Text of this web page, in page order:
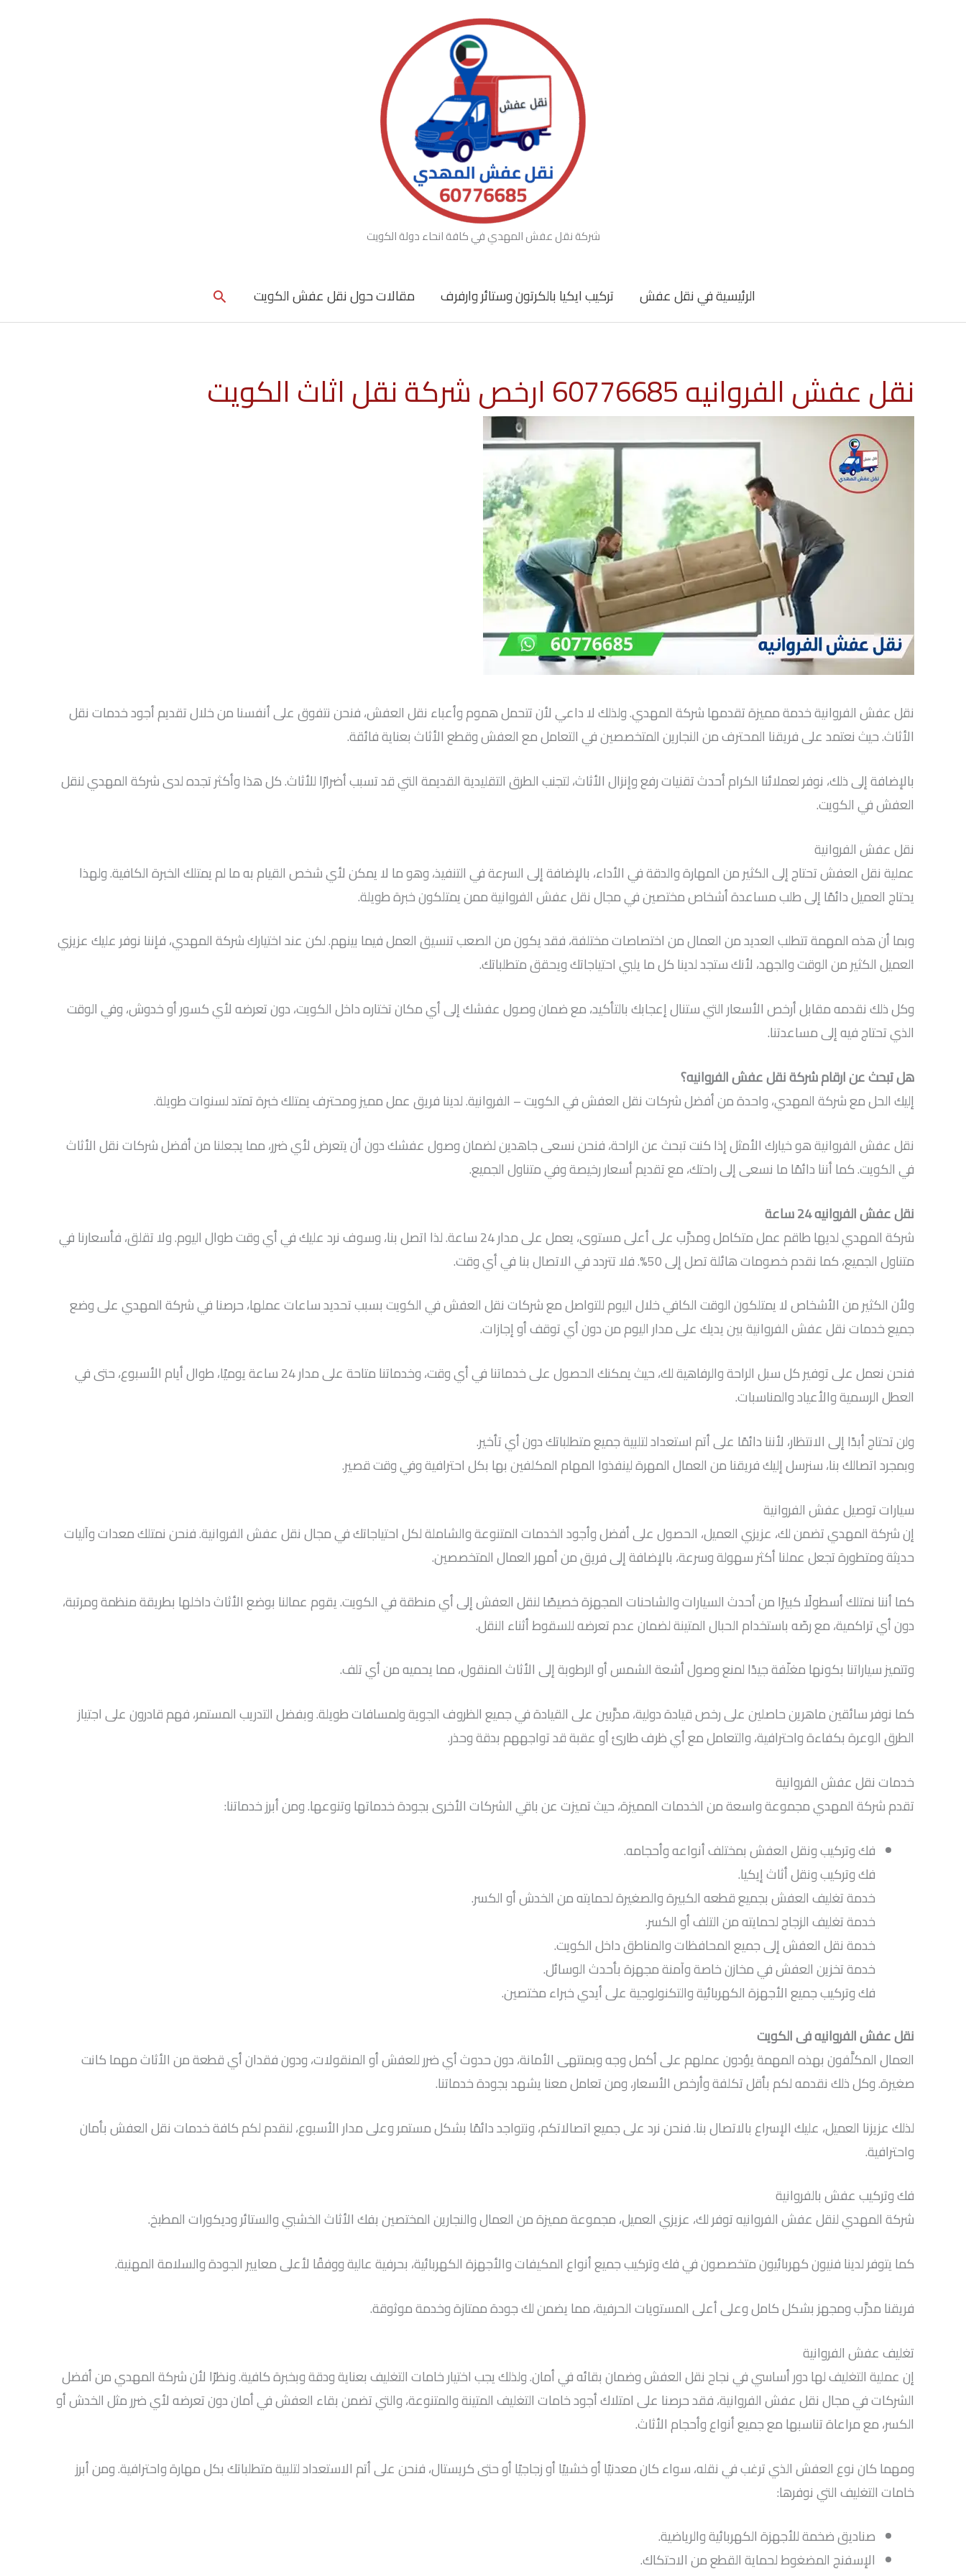
شركة نقل عفش المهدي في كافة انحاء دولة الكويت
الرئيسية في نقل عفش تركيب ايكيا بالكرتون وستائر وارفرف مقالات حول نقل عفش الكويت البحث
نقل عفش الفروانيه 60776685 ارخص شركة نقل اثاث الكويت
نقل عفش الفروانية خدمة مميزة تقدمها شركة المهدي. ولذلك لا داعي لأن تتحمل هموم وأعباء نقل العفش، فنحن نتفوق على أنفسنا من خلال تقديم أجود خدمات نقل
الأثاث. حيث نعتمد على فريقنا المحترف من النجارين المتخصصين في التعامل مع العفش وقطع الأثاث بعناية فائقة.
بالإضافة إلى ذلك، نوفر لعملائنا الكرام أحدث تقنيات رفع وإنزال الأثاث، لتجنب الطرق التقليدية القديمة التي قد تسبب أضرارًا للأثاث. كل هذا وأكثر تجده لدى شركة المهدي لنقل
العفش في الكويت.
نقل عفش الفروانية
عملية نقل العفش تحتاج إلى الكثير من المهارة والدقة في الأداء، بالإضافة إلى السرعة في التنفيذ، وهو ما لا يمكن لأي شخص القيام به ما لم يمتلك الخبرة الكافية. ولهذا
يحتاج العميل دائمًا إلى طلب مساعدة أشخاص مختصين في مجال نقل عفش الفروانية ممن يمتلكون خبرة طويلة.
وبما أن هذه المهمة تتطلب العديد من العمال من اختصاصات مختلفة، فقد يكون من الصعب تنسيق العمل فيما بينهم. لكن عند اختيارك شركة المهدي، فإننا نوفر عليك عزيزي
العميل الكثير من الوقت والجهد، لأنك ستجد لدينا كل ما يلبي احتياجاتك ويحقق متطلباتك.
وكل ذلك نقدمه مقابل أرخص الأسعار التي ستنال إعجابك بالتأكيد، مع ضمان وصول عفشك إلى أي مكان تختاره داخل الكويت، دون تعرضه لأي كسور أو خدوش، وفي الوقت
الذي تحتاج فيه إلى مساعدتنا.
هل تبحث عن ارقام شركة نقل عفش الفروانيه؟
إليك الحل مع شركة المهدي، واحدة من أفضل شركات نقل العفش في الكويت – الفروانية. لدينا فريق عمل مميز ومحترف يمتلك خبرة تمتد لسنوات طويلة.
نقل عفش الفروانية هو خيارك الأمثل إذا كنت تبحث عن الراحة، فنحن نسعى جاهدين لضمان وصول عفشك دون أن يتعرض لأي ضرر، مما يجعلنا من أفضل شركات نقل الأثاث
في الكويت. كما أننا دائمًا ما نسعى إلى راحتك، مع تقديم أسعار رخيصة وفي متناول الجميع.
نقل عفش الفروانيه 24 ساعة
شركة المهدي لديها طاقم عمل متكامل ومدرَّب على أعلى مستوى، يعمل على مدار 24 ساعة. لذا اتصل بنا، وسوف نرد عليك في أي وقت طوال اليوم. ولا تقلق، فأسعارنا في
متناول الجميع، كما نقدم خصومات هائلة تصل إلى 50%. فلا تتردد في الاتصال بنا في أي وقت.
ولأن الكثير من الأشخاص لا يمتلكون الوقت الكافي خلال اليوم للتواصل مع شركات نقل العفش في الكويت بسبب تحديد ساعات عملها، حرصنا في شركة المهدي على وضع
جميع خدمات نقل عفش الفروانية بين يديك على مدار اليوم من دون أي توقف أو إجازات.
فنحن نعمل على توفير كل سبل الراحة والرفاهية لك، حيث يمكنك الحصول على خدماتنا في أي وقت، وخدماتنا متاحة على مدار 24 ساعة يوميًا، طوال أيام الأسبوع، حتى في
العطل الرسمية والأعياد والمناسبات.
ولن تحتاج أبدًا إلى الانتظار، لأننا دائمًا على أتم استعداد لتلبية جميع متطلباتك دون أي تأخير.
وبمجرد اتصالك بنا، سنرسل إليك فريقنا من العمال المهرة لينفذوا المهام المكلفين بها بكل احترافية وفي وقت قصير.
سيارات توصيل عفش الفروانية
إن شركة المهدي تضمن لك، عزيزي العميل، الحصول على أفضل وأجود الخدمات المتنوعة والشاملة لكل احتياجاتك في مجال نقل عفش الفروانية. فنحن نمتلك معدات وآليات
حديثة ومتطورة تجعل عملنا أكثر سهولة وسرعة، بالإضافة إلى فريق من أمهر العمال المتخصصين.
كما أننا نمتلك أسطولًا كبيرًا من أحدث السيارات والشاحنات المجهزة خصيصًا لنقل العفش إلى أي منطقة في الكويت. يقوم عمالنا بوضع الأثاث داخلها بطريقة منظمة ومرتبة،
دون أي تراكمية، مع رصّه باستخدام الحبال المتينة لضمان عدم تعرضه للسقوط أثناء النقل.
وتتميز سياراتنا بكونها مغلّفة جيدًا لمنع وصول أشعة الشمس أو الرطوبة إلى الأثاث المنقول، مما يحميه من أي تلف.
كما نوفر سائقين ماهرين حاصلين على رخص قيادة دولية، مدرَّبين على القيادة في جميع الظروف الجوية ولمسافات طويلة. وبفضل التدريب المستمر، فهم قادرون على اجتياز
الطرق الوعرة بكفاءة واحترافية، والتعامل مع أي ظرف طارئ أو عقبة قد تواجههم بدقة وحذر.
خدمات نقل عفش الفروانية
تقدم شركة المهدي مجموعة واسعة من الخدمات المميزة، حيث تميزت عن باقي الشركات الأخرى بجودة خدماتها وتنوعها. ومن أبرز خدماتنا:
فك وتركيب ونقل العفش بمختلف أنواعه وأحجامه.
فك وتركيب ونقل أثاث إيكيا.
خدمة تغليف العفش بجميع قطعه الكبيرة والصغيرة لحمايته من الخدش أو الكسر.
خدمة تغليف الزجاج لحمايته من التلف أو الكسر.
خدمة نقل العفش إلى جميع المحافظات والمناطق داخل الكويت.
خدمة تخزين العفش في مخازن خاصة وآمنة مجهزة بأحدث الوسائل.
فك وتركيب جميع الأجهزة الكهربائية والتكنولوجية على أيدي خبراء مختصين.
نقل عفش الفروانيه فى الكويت
العمال المكلَّفون بهذه المهمة يؤدون عملهم على أكمل وجه وبمنتهى الأمانة، دون حدوث أي ضرر للعفش أو المنقولات، ودون فقدان أي قطعة من الأثاث مهما كانت
صغيرة. وكل ذلك نقدمه لكم بأقل تكلفة وأرخص الأسعار، ومن تعامل معنا يشهد بجودة خدماتنا.
لذلك عزيزنا العميل، عليك الإسراع بالاتصال بنا. فنحن نرد على جميع اتصالاتكم، ونتواجد دائمًا بشكل مستمر وعلى مدار الأسبوع، لنقدم لكم كافة خدمات نقل العفش بأمان
واحترافية.
فك وتركيب عفش بالفروانية
شركة المهدي لنقل عفش الفروانيه توفر لك، عزيزي العميل، مجموعة مميزة من العمال والنجارين المختصين بفك الأثاث الخشبي والستائر وديكورات المطبخ.
كما يتوفر لدينا فنيون كهربائيون متخصصون في فك وتركيب جميع أنواع المكيفات والأجهزة الكهربائية، بحرفية عالية ووفقًا لأعلى معايير الجودة والسلامة المهنية.
فريقنا مدرَّب ومجهز بشكل كامل وعلى أعلى المستويات الحرفية، مما يضمن لك جودة ممتازة وخدمة موثوقة.
تغليف عفش الفروانية
إن عملية التغليف لها دور أساسي في نجاح نقل العفش وضمان بقائه في أمان. ولذلك يجب اختيار خامات التغليف بعناية ودقة وبخبرة كافية. ونظرًا لأن شركة المهدي من أفضل
الشركات في مجال نقل عفش الفروانية، فقد حرصنا على امتلاك أجود خامات التغليف المتينة والمتنوعة، والتي تضمن بقاء العفش في أمان دون تعرضه لأي ضرر مثل الخدش أو
الكسر، مع مراعاة تناسبها مع جميع أنواع وأحجام الأثاث.
ومهما كان نوع العفش الذي ترغب في نقله، سواء كان معدنيًا أو خشبيًا أو زجاجيًا أو حتى كريستال، فنحن على أتم الاستعداد لتلبية متطلباتك بكل مهارة واحترافية. ومن أبرز
خامات التغليف التي نوفرها:
صناديق ضخمة للأجهزة الكهربائية والرياضية.
الإسفنج المضغوط لحماية القطع من الاحتكاك.